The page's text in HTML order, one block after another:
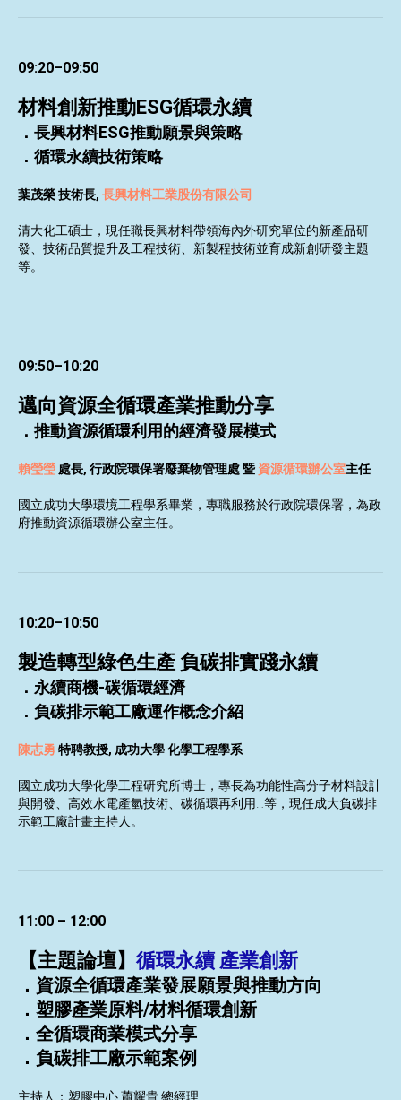
09:20–09:50
材料創新推動ESG循環永續
．長興材料ESG推動願景與策略
．循環永續技術策略
葉茂榮 技術長, 長興材料工業股份有限公司
清大化工碩士，現任職長興材料帶領海內外研究單位的新產品研
發、技術品質提升及工程技術、新製程技術並育成新創研發主題
等。
09:50–10:20
邁向資源全循環產業推動分享
．推動資源循環利用的經濟發展模式
賴瑩瑩 處長, 行政院環保署廢棄物管理處 暨資源循環辦公室主任
國立成功大學環境工程學系畢業，專職服務於行政院環保署，為政
府推動資源循環辦公室主任。
10:20–10:50
製造轉型綠色生產 負碳排實踐永續
．永續商機-碳循環經濟
．負碳排示範工廠運作概念介紹
陳志勇 特聘教授, 成功大學 化學工程學系
國立成功大學化學工程研究所博士，專長為功能性高分子材料設計
與開發、高效水電產氫技術、碳循環再利用
…等，現任成大負碳排
示範工廠計畫主持人。
11:00 – 12:00
【主題論壇】 循環永續 產業創新
．資源全循環產業發展願景與推動方向
．塑膠產業原料/材料循環創新
．全循環商業模式分享
．負碳排工廠示範案例
主持人：塑膠中心 蕭耀貴 總經理